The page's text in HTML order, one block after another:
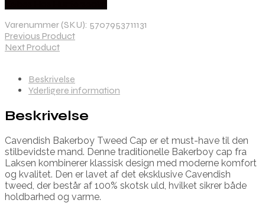
Varenummer (SKU): 5707953711131
Previous Product
Next Product
Beskrivelse
Yderligere information
Beskrivelse
Cavendish Bakerboy Tweed Cap er et must-have til den
stilbevidste mand. Denne traditionelle Bakerboy cap fra
Laksen kombinerer klassisk design med moderne komfort
og kvalitet. Den er lavet af det eksklusive Cavendish
tweed, der består af 100% skotsk uld, hvilket sikrer både
holdbarhed og varme.